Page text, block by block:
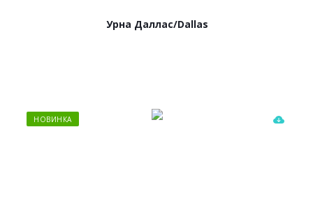
Урна Даллас/Dallas
НОВИНКА